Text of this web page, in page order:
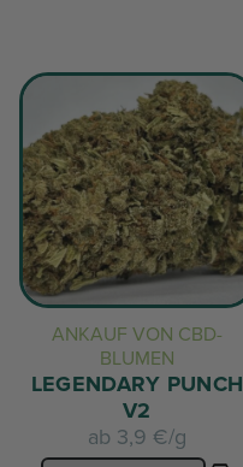
ANKAUF VON CBD-
BLUMEN
LEGENDARY PUNCH
V2
ab 3,9 €/g